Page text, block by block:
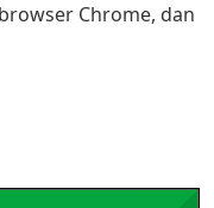
Chrome, dan